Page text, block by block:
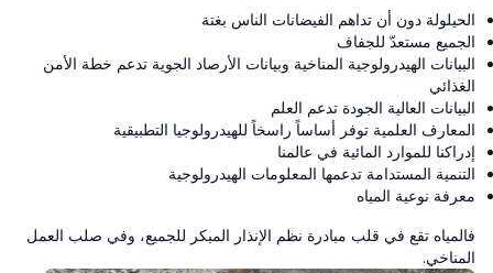
الحيلولة دون أن تداهم الفيضانات الناس بغتة
الجميع مستعدّ للجفاف
البيانات الهيدرولوجية المناخية وبيانات الأرصاد الجوية تدعم خطة الأمن
الغذائي
البيانات العالية الجودة تدعم العلم
المعارف العلمية توفر أساساً راسخاً للهيدرولوجيا التطبيقية
إدراكنا للموارد المائية في عالمنا
التنمية المستدامة تدعمها المعلومات الهيدرولوجية
معرفة نوعية المياه
فالمياه تقع في قلب مبادرة نظم الإنذار المبكر للجميع، وفي صلب العمل
المناخي.